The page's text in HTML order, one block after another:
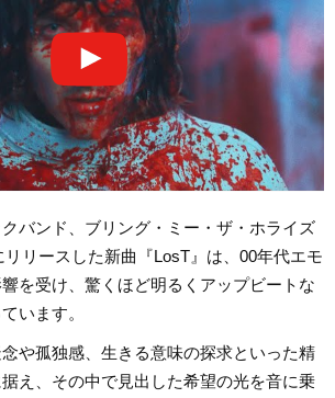
バンド、ブリング・ミー・ザ・ホライズ
リリースした新曲『LosT』は、00年代エモ
を受け、驚くほど明るくアップビートな
います。
や孤独感、生きる意味の探求といった精
え、その中で見出した希望の光を音に乗